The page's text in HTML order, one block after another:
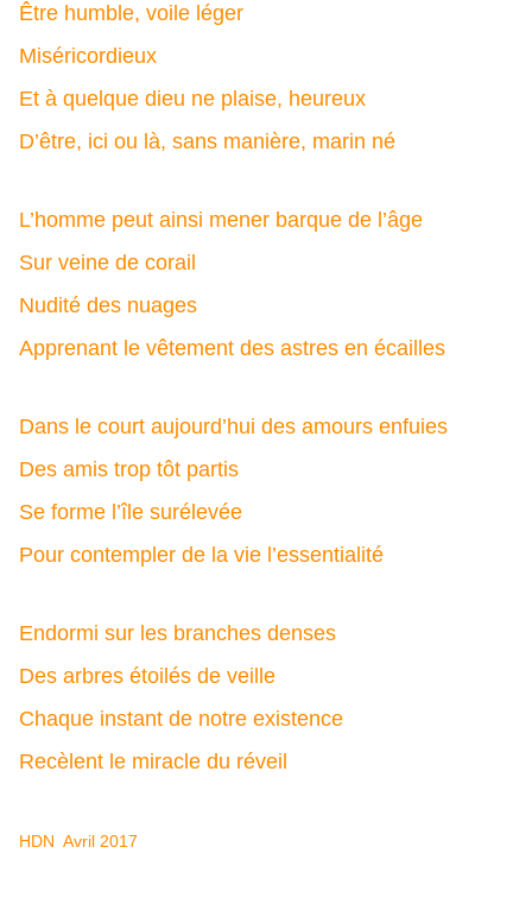
Être humble, voile léger
Miséricordieux
Et à quelque dieu ne plaise, heureux
D’être, ici ou là, sans manière, marin né
L’homme peut ainsi mener barque de l’âge
Sur veine de corail
Nudité des nuages
Apprenant le vêtement des astres en écailles
Dans le court aujourd’hui des amours enfuies
Des amis trop tôt partis
Se forme l’île surélevée
Pour contempler de la vie l’essentialité
Endormi sur les branches denses
Des arbres étoilés de veille
Chaque instant de notre existence
Recèlent le miracle du réveil
HDN Avril 2017